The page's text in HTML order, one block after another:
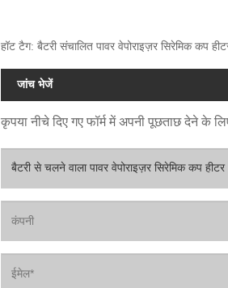
हॉट टैग: बैटरी संचालित पावर वेपोराइज़र सिरेमिक कप
जांच भेजें
कृपया नीचे दिए गए फॉर्म में अपनी पूछताछ देने के